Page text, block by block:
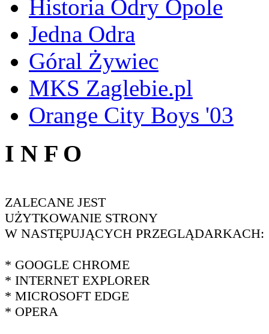
Historia Odry Opole
Jedna Odra
Góral Żywiec
MKS Zaglebie.pl
Orange City Boys '03
I N F O
ZALECANE JEST
UŻYTKOWANIE STRONY
W NASTĘPUJĄCYCH PRZEGLĄDARKACH:
* GOOGLE CHROME
* INTERNET EXPLORER
* MICROSOFT EDGE
* OPERA